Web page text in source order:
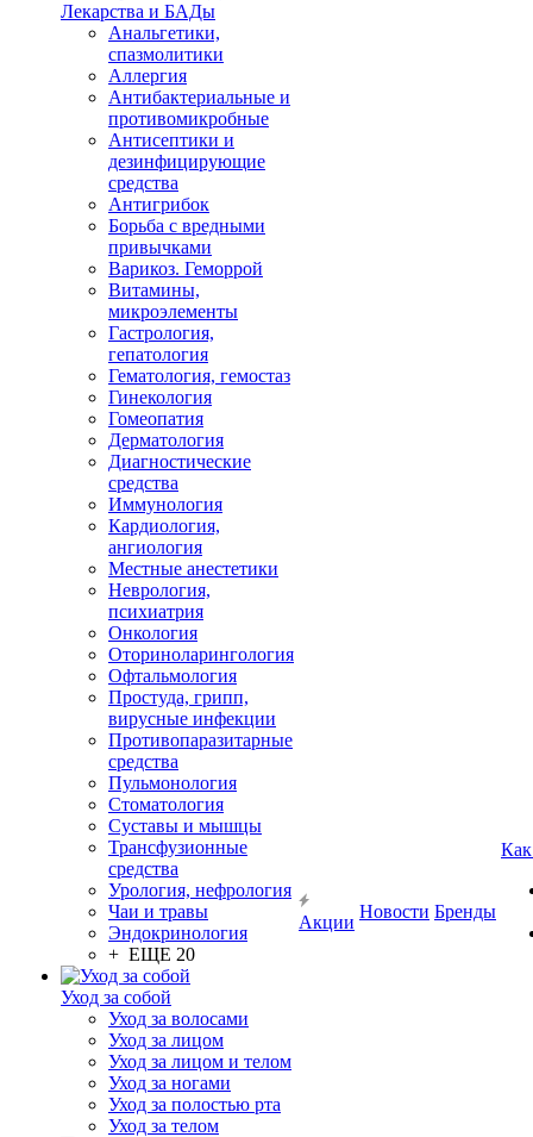
Лекарства и БАДы
Анальгетики,
спазмолитики
Аллергия
Антибактериальные и
противомикробные
Антисептики и
дезинфицирующие
средства
Антигрибок
Борьба с вредными
привычками
Варикоз. Геморрой
Витамины,
микроэлементы
Гастрология,
гепатология
Гематология, гемостаз
Гинекология
Гомеопатия
Дерматология
Диагностические
средства
Иммунология
Кардиология,
ангиология
Местные анестетики
Неврология,
психиатрия
Онкология
Оториноларингология
Офтальмология
Простуда, грипп,
вирусные инфекции
Противопаразитарные
средства
Пульмонология
Стоматология
Суставы и мышцы
Трансфузионные
средства
Урология, нефрология
Чаи и травы
Эндокринология
+ ЕЩЕ 20
Уход за собой
Уход за волосами
Уход за лицом
Уход за лицом и телом
Уход за ногами
Уход за полостью рта
Уход за телом
Акции
Новости Бренды